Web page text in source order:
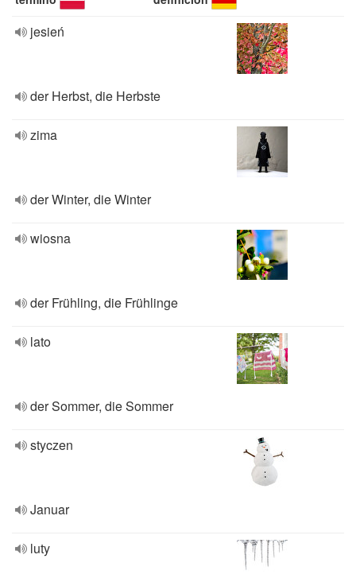
jesień
der Herbst, die Herbste
zima
der Winter, die Winter
wiosna
der Frühling, die Frühlinge
lato
der Sommer, die Sommer
styczen
Januar
luty